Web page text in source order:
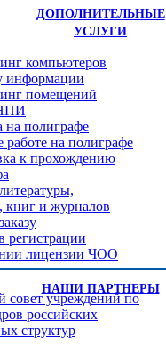
ДОПОЛНИТЕЛЬНЫЕ
УСЛУГИ
компьютеров
информации
помещений
на полиграфе
работе на полиграфе
к прохождению
книг и журналов
лицензии ЧОО
НАШИ ПАРТНЕРЫ